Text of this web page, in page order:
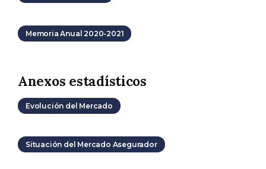
Memoria Anual 2020-2021
Anexos estadísticos
Evolución del Mercado
Situación del Mercado Asegurador